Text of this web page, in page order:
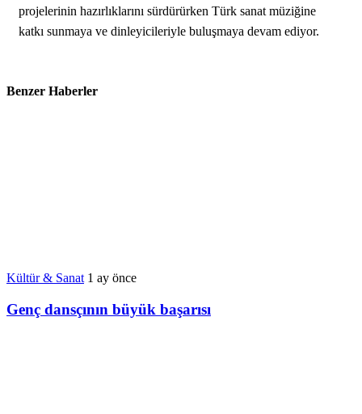
projelerinin hazırlıklarını sürdürürken Türk sanat müziğine
katkı sunmaya ve dinleyicileriyle buluşmaya devam ediyor.
Benzer Haberler
Kültür & Sanat 1 ay önce
Genç dansçının büyük başarısı